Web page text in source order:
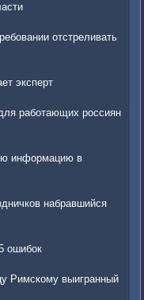
отстреливать
эксперт
работающих россиян
информацию в
набравшийся
ошибок
Римскому выигранный